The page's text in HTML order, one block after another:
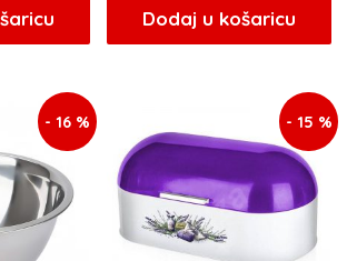
29,75 KM.
bila
je:
24,65
Dodaj u košaricu
- 16 % - 15 %